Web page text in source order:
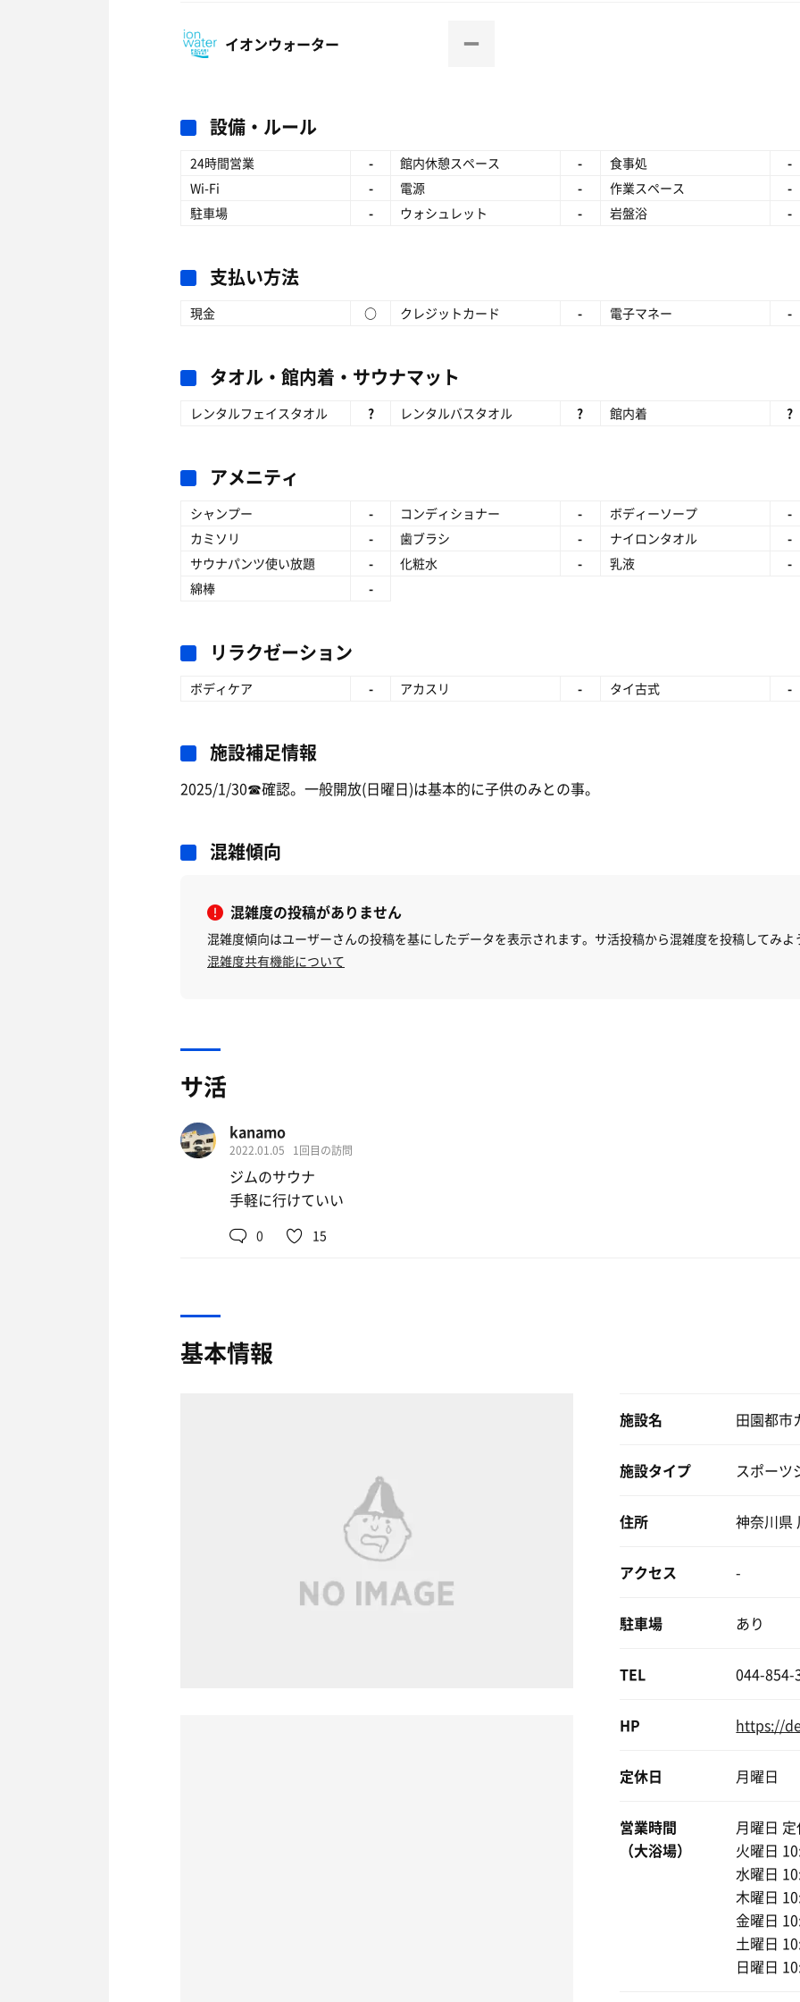
イオンウォーター
設備・ルール
24時間営業 - 館内休憩スペース - 食事処
-
Wi-Fi
- 電源 - 作業スペース
-
駐車場
- ウォシュレット - 岩盤浴 -
支払い方法
現金 ○ クレジットカード - 電子マネー -
タオル・館内着・サウナマット
レンタルフェイスタオル ? レンタルバスタオル ? 館内着 ?
アメニティ
シャンプー - コンディショナー - ボディーソープ
-
カミソリ
- 歯ブラシ - ナイロンタオル
-
サウナパンツ使い放題
- 化粧水 - 乳液
-
綿棒
-
リラクゼーション
ボディケア - アカスリ - タイ古式 -
施設補足情報
2025/1/30☎︎確認。一般開放(日曜日)は基本的に子供のみとの事。
混雑傾向
混雑度の投稿がありません
混雑度傾向はユーザーさんの投稿を基にしたデータを表示されます。サ活投稿から混雑度を投稿してみよ
混雑度共有機能について
サ活
kanamo
2022.01.05 1回目の訪問
ジムのサウナ
手軽に行けていい
0 15
基本情報
施設名 田園都市
施設タイプ スポーツ
住所 神奈川県
アクセス -
駐車場 あり
TEL 044-854-
HP https://
定休日 月曜日
営業時間
（大浴場）
月曜日
火曜日
水曜日
木曜日
金曜日
土曜日
日曜日